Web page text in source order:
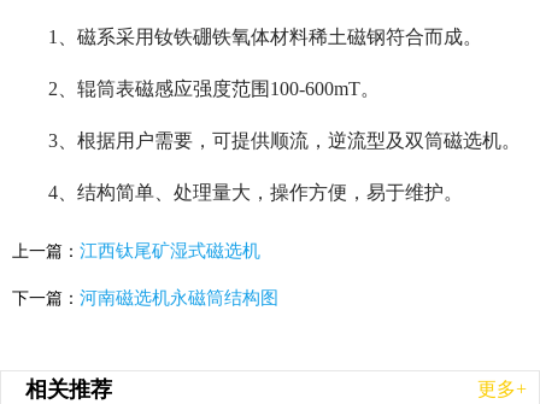
1、磁系采用钕铁硼铁氧体材料稀土磁钢符合而成。
2、辊筒表磁感应强度范围100-600mT。
3、根据用户需要，可提供顺流，逆流型及双筒磁选机。
4、结构简单、处理量大，操作方便，易于维护。
上一篇： 江西钛尾矿湿式磁选机
下一篇： 河南磁选机永磁筒结构图
相关推荐 更多+